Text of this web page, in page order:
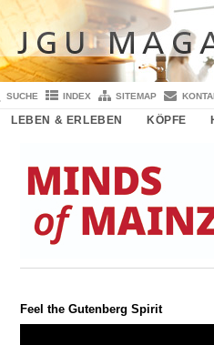
SUCHE INDEX SITEMAP
LEBEN & ERLEBEN KÖPFE
Feel the Gutenberg Spirit